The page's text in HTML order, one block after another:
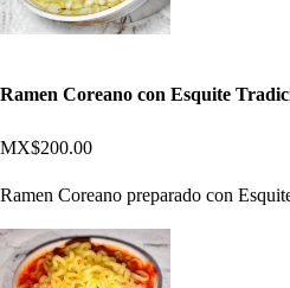
Ramen Coreano con Esquite
MX$200.00
Ramen Coreano preparado con